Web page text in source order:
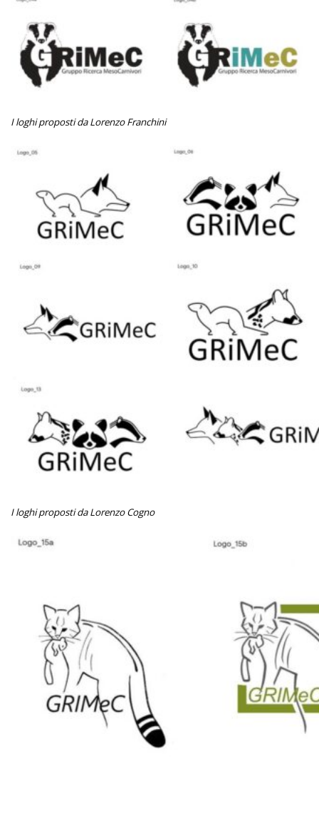
I loghi proposti da Lorenzo Franchini
I loghi proposti da Lorenzo Cogno